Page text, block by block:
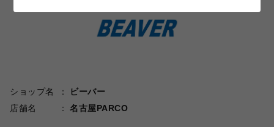
ショップ名
ビーバー
店舗名
名古屋PARCO